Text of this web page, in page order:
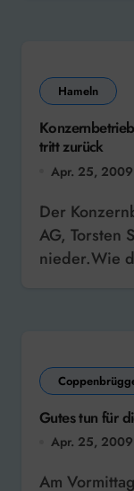
Hameln
tritt zurück
Apr. 25, 2009
Der Konzernbetriebsratschef der Postbank
AG, Torsten
nieder.Wie
Gutes tun für
Apr. 25, 2009
Am Vormittag um 10 Uhr startet das 8. Pro